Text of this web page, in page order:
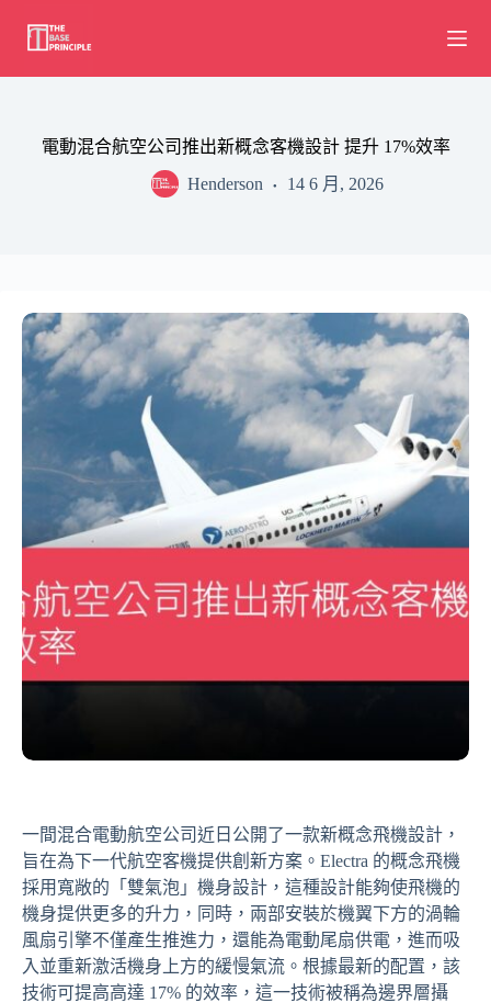
content
電動混合航空公司推出新概念客機設計 提升 17%效率
Henderson
14 6 月, 2026
一間混合電動航空公司近日公開了一款新概念飛機設計，
旨在為下一代航空客機提供創新方案。Electra 的概念飛機
採用寬敞的「雙氣泡」機身設計，這種設計能夠使飛機的
機身提供更多的升力，同時，兩部安裝於機翼下方的渦輪
風扇引擎不僅產生推進力，還能為電動尾扇供電，進而吸
入並重新激活機身上方的緩慢氣流。根據最新的配置，該
技術可提高高達 17% 的效率，這一技術被稱為邊界層攝